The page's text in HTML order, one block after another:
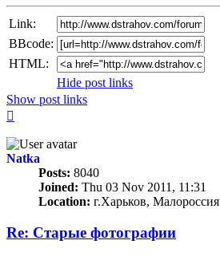
Link:
BBcode:
HTML:
Hide post links
Show post links
Natka
Posts: 8040
Joined: Thu 03 Nov 2011, 11:31
Location: г.Харьков, Малороссия
Re: Старые фотографии